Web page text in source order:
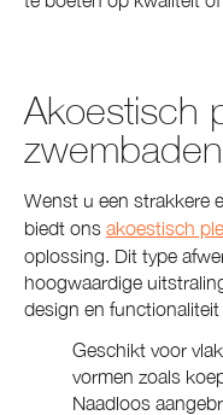
Akoestisch
zwembaden
Wenst u een strakkere
biedt ons akoestisch
oplossing. Dit type
hoogwaardige
design en
Geschikt voor
vormen zoals
Naadloos